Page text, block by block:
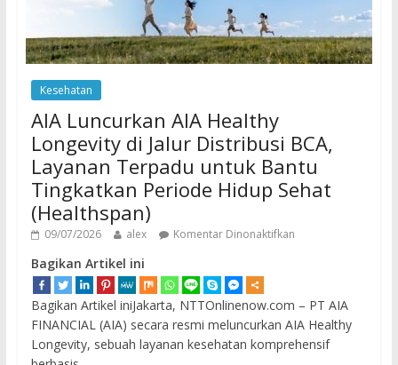
Kesehatan
AIA Luncurkan AIA Healthy
Longevity di Jalur Distribusi BCA,
Layanan Terpadu untuk Bantu
Tingkatkan Periode Hidup Sehat
(Healthspan)
09/07/2026 alex Komentar Dinonaktifkan
Bagikan Artikel ini
Bagikan Artikel iniJakarta, NTTOnlinenow.com – PT AIA
FINANCIAL (AIA) secara resmi meluncurkan AIA Healthy
Longevity, sebuah layanan kesehatan komprehensif